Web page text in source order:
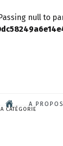
null to
A PROPOS
CATÉGORIE